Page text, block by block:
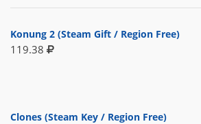
Konung 2 (Steam Gift / Region Free)
119.38
Clones (Steam Key / Region Free)